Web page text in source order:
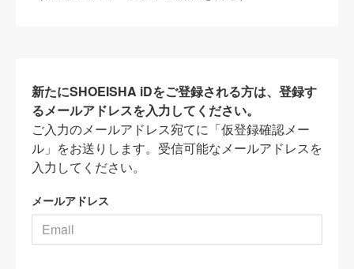
新たにSHOEISHA iDをご登録される方は、登録す
るメールアドレスを入力してください。
ご入力のメールアドレス宛てに「仮登録確認メー
ル」をお送りします。受信可能なメールアドレスを
入力してください。
メールアドレス